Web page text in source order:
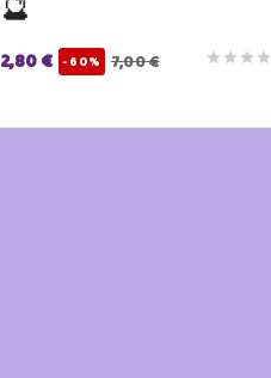
🔮
   
2,80 € -60% 7,00 €